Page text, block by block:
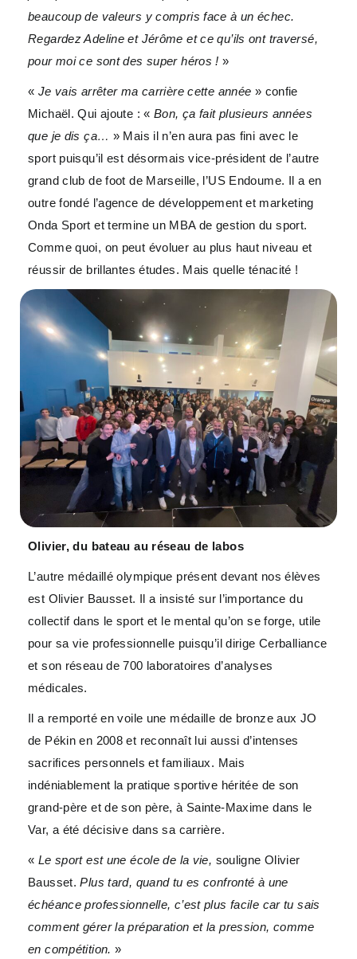
beaucoup de valeurs y compris face à un échec.
Regardez Adeline et Jérôme et ce qu’ils ont traversé,
pour moi ce sont des super héros !»
« Je vais arrêter ma carrière cette année » confie
Michaël. Qui ajoute : « Bon, ça fait plusieurs années
que je dis ça… » Mais il n’en aura pas fini avec le
sport puisqu’il est désormais vice-président de l’autre
grand club de foot de Marseille, l’US Endoume. Il a en
outre fondé l’agence de développement et marketing
Onda Sport et termine un MBA de gestion du sport.
Comme quoi, on peut évoluer au plus haut niveau et
réussir de brillantes études. Mais quelle ténacité !
Olivier, du bateau au réseau de labos
L’autre médaillé olympique présent devant nos élèves
est Olivier Bausset. Il a insisté sur l’importance du
collectif dans le sport et le mental qu’on se forge, utile
pour sa vie professionnelle puisqu’il dirige Cerballiance
et son réseau de 700 laboratoires d’analyses
médicales.
Il a remporté en voile une médaille de bronze aux JO
de Pékin en 2008 et reconnaît lui aussi d’intenses
sacrifices personnels et familiaux. Mais
indéniablement la pratique sportive héritée de son
grand-père et de son père, à Sainte-Maxime dans le
Var, a été décisive dans sa carrière.
« Le sport est une école de la vie, souligne Olivier
Bausset.Plus tard, quand tu es confronté à une
échéance professionnelle, c’est plus facile car tu sais
comment gérer la préparation et la pression, comme
en compétition. »